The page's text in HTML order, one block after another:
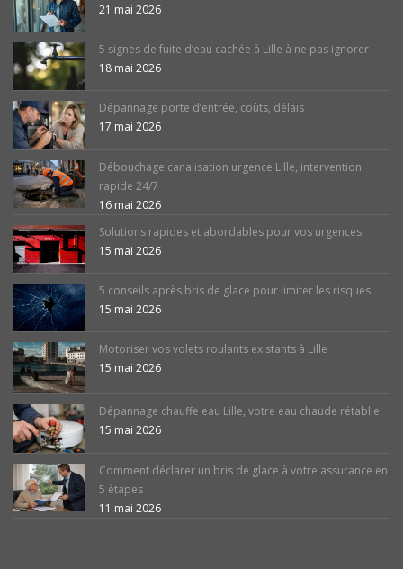
21 mai 2026
5 signes de fuite d’eau cachée à Lille à ne pas ignorer
18 mai 2026
Dépannage porte d’entrée, coûts, délais
17 mai 2026
Débouchage canalisation urgence Lille, intervention
rapide 24/7
16 mai 2026
Solutions rapides et abordables pour vos urgences
15 mai 2026
5 conseils après bris de glace pour limiter les risques
15 mai 2026
Motoriser vos volets roulants existants à Lille
15 mai 2026
Dépannage chauffe eau Lille, votre eau chaude rétablie
15 mai 2026
Comment déclarer un bris de glace à votre assurance en
5 étapes
11 mai 2026